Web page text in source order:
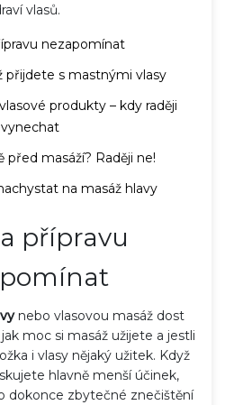
vlasů.
nezapomínat
přijdete s mastnými vlasy
produkty – kdy raději
vynechat
před masáží? Raději ne!
na masáž hlavy
přípravu
nebo vlasovou masáž dost
moc si masáž užijete a jestli
i vlasy nějaký užitek. Když
hlavně menší účinek,
dokonce zbytečné znečištění